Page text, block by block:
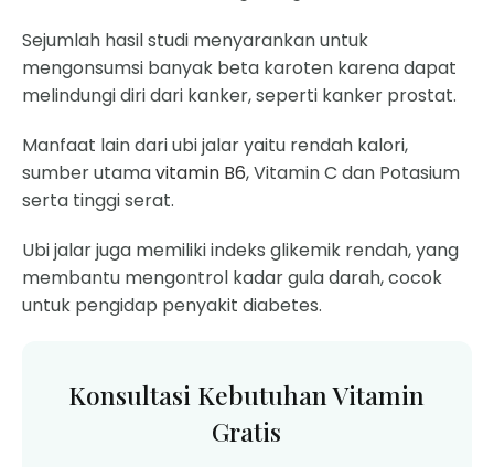
Sejumlah hasil studi menyarankan untuk
mengonsumsi banyak beta karoten karena dapat
melindungi diri dari kanker, seperti kanker prostat.
Manfaat lain dari ubi jalar yaitu rendah kalori,
sumber utamavitamin B6, Vitamin C dan Potasium
serta tinggi serat.
Ubi jalar juga memiliki indeks glikemik rendah, yang
membantu mengontrol kadar gula darah, cocok
untuk pengidap penyakit diabetes.
Konsultasi Kebutuhan Vitamin
Gratis